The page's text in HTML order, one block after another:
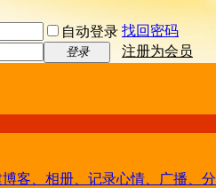
自动登录 找回密码
登录
注册为会员
客、相册、记录心情、广播、